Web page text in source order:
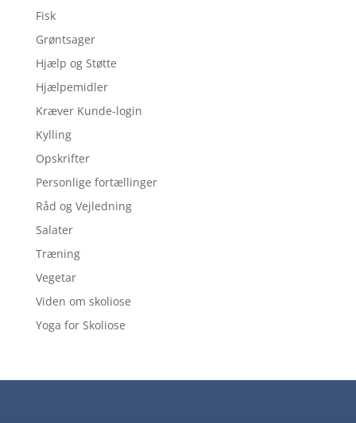
Fisk
Grøntsager
Hjælp og Støtte
Hjælpemidler
Kræver Kunde-login
Kylling
Opskrifter
Personlige fortællinger
Råd og Vejledning
Salater
Træning
Vegetar
Viden om skoliose
Yoga for Skoliose